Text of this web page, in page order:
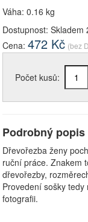
Váha: 0.16 kg
Dostupnost: Skladem
Cena: 472 Kč (bez
Počet kusů:
Podrobný popis
Dřevořezba ženy
ruční práce. Znakem
dřevořezby,
Provedení sošky
fotografii.